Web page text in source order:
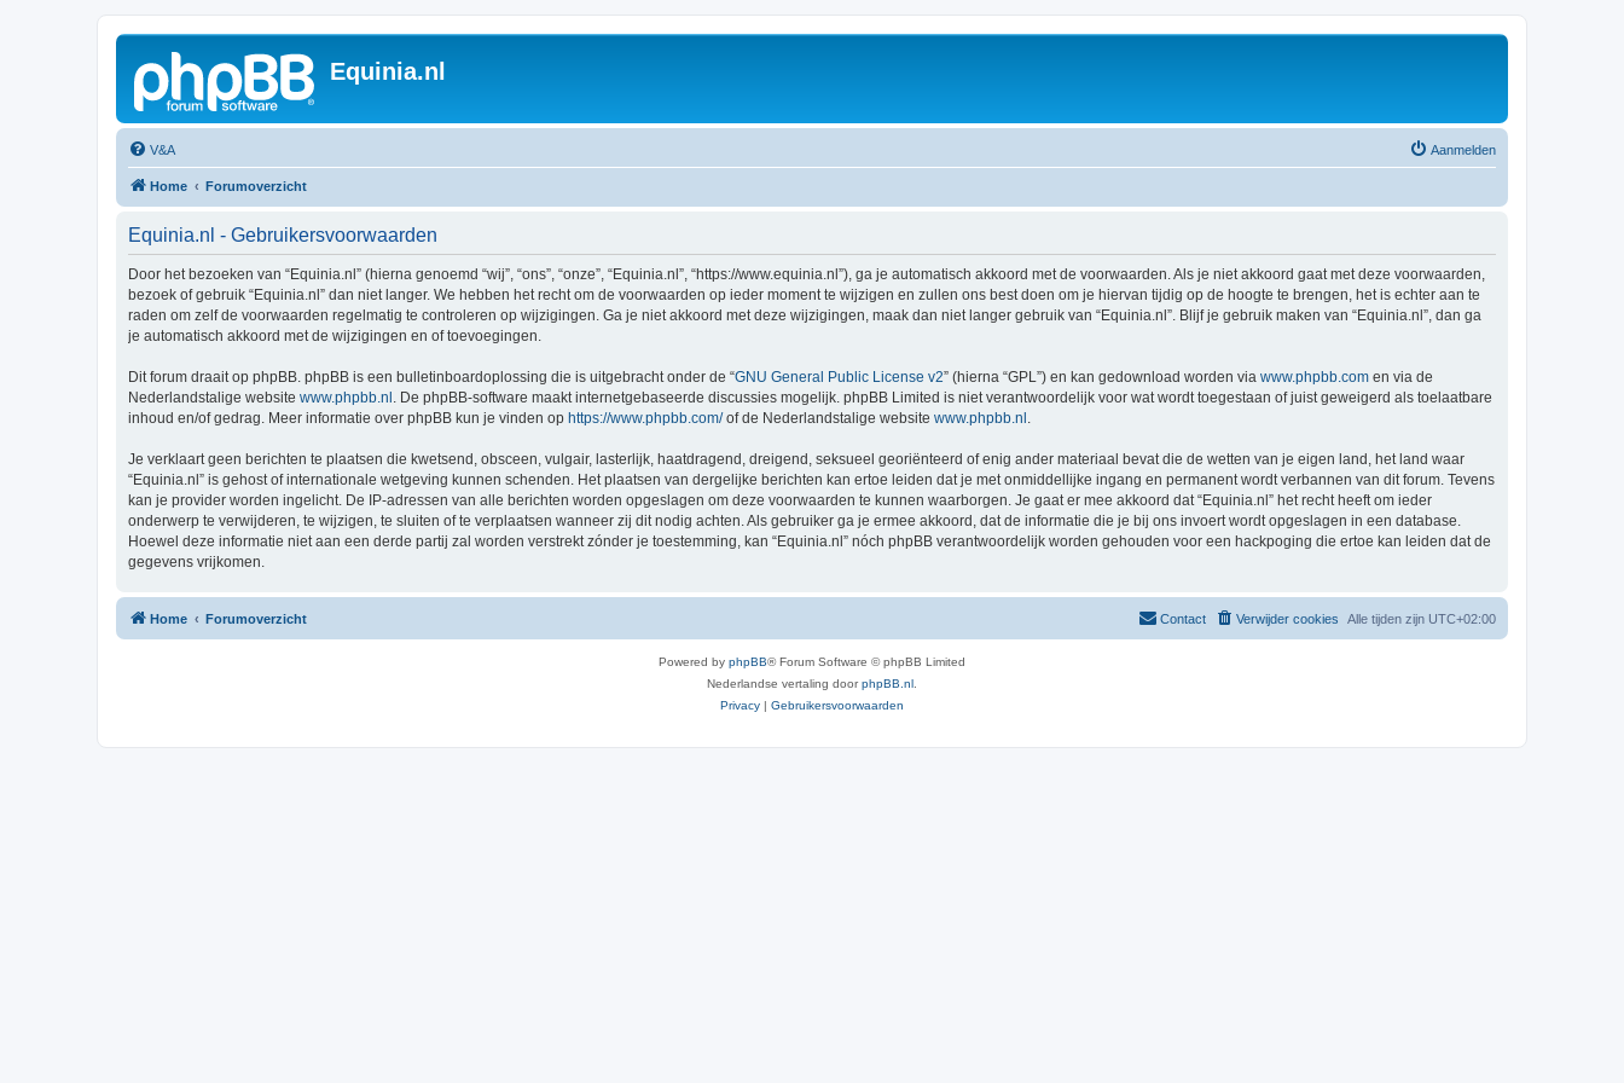
Equinia.nl
V&A Aanmelden
Home Forumoverzicht
Equinia.nl - Gebruikersvoorwaarden
Door het bezoeken van “Equinia.nl” (hierna genoemd “wij”, “ons”, “onze”, “Equinia.nl”, “https://www.equinia.nl”), ga je automatisch akkoord met de voorwaarden. Als je niet akkoord gaat met deze voorwaarden,
bezoek of gebruik “Equinia.nl” dan niet langer. We hebben het recht om de voorwaarden op ieder moment te wijzigen en zullen ons best doen om je hiervan tijdig op de hoogte te brengen, het is echter aan te
raden om zelf de voorwaarden regelmatig te controleren op wijzigingen. Ga je niet akkoord met deze wijzigingen, maak dan niet langer gebruik van “Equinia.nl”. Blijf je gebruik maken van “Equinia.nl”, dan ga
je automatisch akkoord met de wijzigingen en of toevoegingen.
Dit forum draait op phpBB. phpBB is een bulletinboardoplossing die is uitgebracht onder de “GNU General Public License v2” (hierna “GPL”) en kan gedownload worden via www.phpbb.com en via de
Nederlandstalige website www.phpbb.nl . De phpBB-software maakt internetgebaseerde discussies mogelijk. phpBB Limited is niet verantwoordelijk voor wat wordt toegestaan of juist geweigerd als toelaatbare
inhoud en/of gedrag. Meer informatie over phpBB kun je vinden op https://www.phpbb.com/of de Nederlandstalige website www.phpbb.nl .
Je verklaart geen berichten te plaatsen die kwetsend, obsceen, vulgair, lasterlijk, haatdragend, dreigend, seksueel georiënteerd of enig ander materiaal bevat die de wetten van je eigen land, het land waar
“Equinia.nl” is gehost of internationale wetgeving kunnen schenden. Het plaatsen van dergelijke berichten kan ertoe leiden dat je met onmiddellijke ingang en permanent wordt verbannen van dit forum. Tevens
kan je provider worden ingelicht. De IP-adressen van alle berichten worden opgeslagen om deze voorwaarden te kunnen waarborgen. Je gaat er mee akkoord dat “Equinia.nl” het recht heeft om ieder
onderwerp te verwijderen, te wijzigen, te sluiten of te verplaatsen wanneer zij dit nodig achten. Als gebruiker ga je ermee akkoord, dat de informatie die je bij ons invoert wordt opgeslagen in een database.
Hoewel deze informatie niet aan een derde partij zal worden verstrekt zónder je toestemming, kan “Equinia.nl” nóch phpBB verantwoordelijk worden gehouden voor een hackpoging die ertoe kan leiden dat de
gegevens vrijkomen.
Home Forumoverzicht Alle tijden zijn UTC+02:00
Verwijder cookies
Contact
Powered by phpBB® Forum Software © phpBB Limited
Nederlandse vertaling doorphpBB.nl
Privacy | Gebruikersvoorwaarden